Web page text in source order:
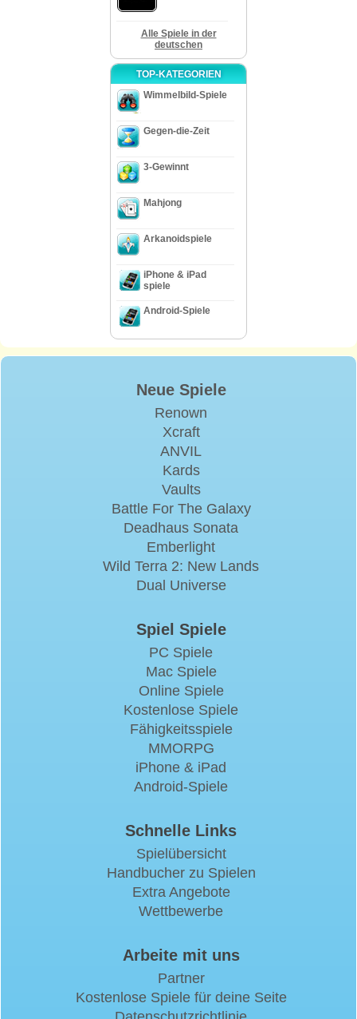
Alle Spiele in der
deutschen
TOP-KATEGORIEN
Wimmelbild-Spiele
Gegen-die-Zeit
3-Gewinnt
Mahjong
Arkanoidspiele
iPhone & iPad
spiele
Android-Spiele
Neue Spiele
Renown
Xcraft
ANVIL
Kards
Vaults
Battle For The Galaxy
Deadhaus Sonata
Emberlight
Wild Terra 2: New Lands
Dual Universe
Spiel Spiele
PC Spiele
Mac Spiele
Online Spiele
Kostenlose Spiele
Fähigkeitsspiele
MMORPG
iPhone & iPad
Android-Spiele
Schnelle Links
Spielübersicht
Handbucher zu Spielen
Extra Angebote
Wettbewerbe
Arbeite mit uns
Partner
Kostenlose Spiele für deine Seite